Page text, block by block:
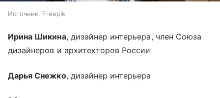
Источник: Freepik
Ирина Шикина, дизайнер интерьера, член Союза
дизайнеров и архитекторов России
Дарья Снежко, дизайнер интерьера